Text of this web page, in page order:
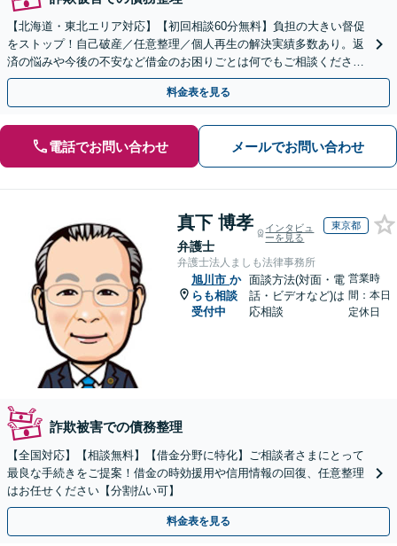
【北海道・東北エリア対応】【初回相談60分無料】負担の大きい督促
をストップ！自己破産／任意整理／個人再生の解決実績多数あり。返
済の悩みや今後の不安など借金のお困りごとは何でもご相談くださ
い。依頼者さまにとって最善の解決をご提案【土曜も営業】
料金表を見る
電話でお問い合わせ メールでお問い合わせ
真下 博孝
弁護士
インタビュ
ーを見る
東京都
弁護士法人ましも法律事務所
旭川市 か
らも相談
受付中
面談方法(対面・電
話・ビデオなど)は
応相談
営業時
間：本日
定休日
詐欺被害での債務整理
【全国対応】【相談無料】【借金分野に特化】ご相談者さまにとって
最良な手続きをご提案！借金の時効援用や信用情報の回復、任意整理
はお任せください【分割払い可】
料金表を見る